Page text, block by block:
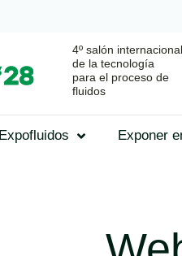
4º salón internacional
de la tecnología
para el proceso de
fluidos
Expofluidos Exponer